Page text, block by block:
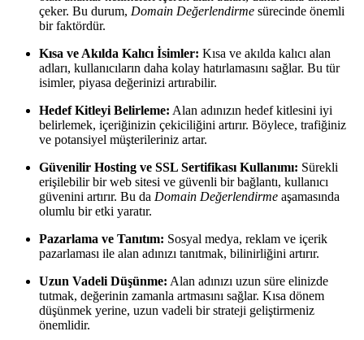
çeker. Bu durum, Domain Değerlendirme sürecinde önemli
bir faktördür.
Kısa ve Akılda Kalıcı İsimler: Kısa ve akılda kalıcı alan
adları, kullanıcıların daha kolay hatırlamasını sağlar. Bu tür
isimler, piyasa değerinizi artırabilir.
Hedef Kitleyi Belirleme: Alan adınızın hedef kitlesini iyi
belirlemek, içeriğinizin çekiciliğini artırır. Böylece, trafiğiniz
ve potansiyel müşterileriniz artar.
Güvenilir Hosting ve SSL Sertifikası Kullanımı: Sürekli
erişilebilir bir web sitesi ve güvenli bir bağlantı, kullanıcı
güvenini artırır. Bu da Domain Değerlendirme aşamasında
olumlu bir etki yaratır.
Pazarlama ve Tanıtım: Sosyal medya, reklam ve içerik
pazarlaması ile alan adınızı tanıtmak, bilinirliğini artırır.
Uzun Vadeli Düşünme: Alan adınızı uzun süre elinizde
tutmak, değerinin zamanla artmasını sağlar. Kısa dönem
düşünmek yerine, uzun vadeli bir strateji geliştirmeniz
önemlidir.